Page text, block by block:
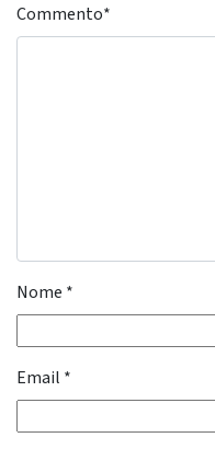
Commento*
Nome *
Email *